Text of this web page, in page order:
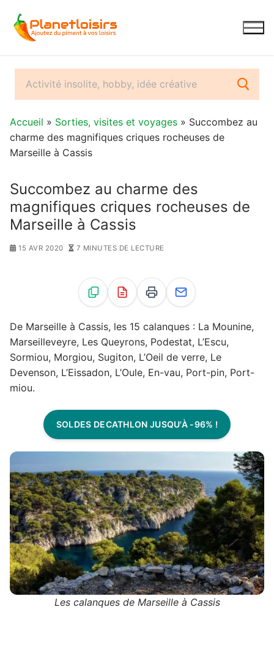
contenu
Accueil » Sorties, visites et voyages » Succombez au
charme des magnifiques criques rocheuses de
Marseille à Cassis
Succombez au charme des
magnifiques criques rocheuses de
Marseille à Cassis
15 AVR 2020 7 MINUTES DE LECTURE
De Marseille à Cassis, les 15 calanques : La Mounine,
Marseilleveyre, Les Queyrons, Podestat, L’Escu,
Sormiou, Morgiou, Sugiton, L’Oeil de verre, Le
Devenson, L’Eissadon, L’Oule, En-vau, Port-pin, Port-
miou.
SOLDES DECATHLON JUSQU'À -96% !
Les calanques de Marseille à Cassis